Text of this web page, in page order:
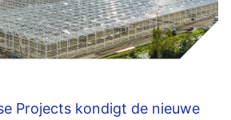
Projects kondigt de nieuwe